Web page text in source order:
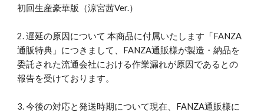
初回生産豪華版（涼宮茜Ver.）
2. 遅延の原因について 本商品に付属いたします「FANZA
通販特典」につきまして、FANZA通販様が製造・納品を
委託された流通会社における作業漏れが原因であるとの
報告を受けております。
3. 今後の対応と発送時期について現在、FANZA通販様に